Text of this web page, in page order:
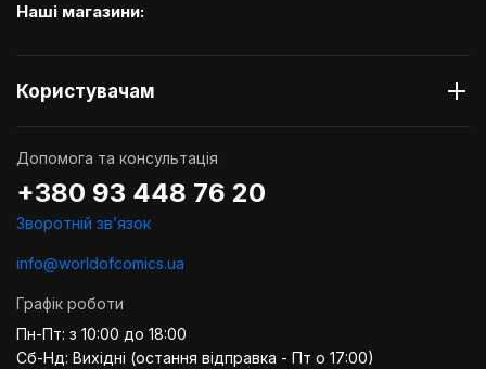
Наші магазини:
Користувачам
Допомога та консультація
+380 93 448 76 20
Зворотній звʼязок
info@worldofcomics.ua
Графік роботи
Пн-Пт: з 10:00 до 18:00
Сб-Нд: Вихідні (остання відправка - Пт о 17:00)